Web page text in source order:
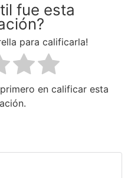
fue esta
para calificarla!
en calificar esta